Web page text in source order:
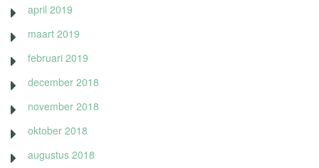
april 2019
maart 2019
februari 2019
december 2018
november 2018
oktober 2018
augustus 2018